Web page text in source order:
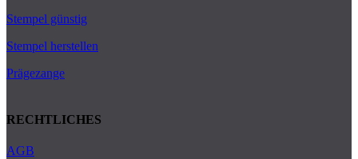
Stempel günstig
Stempel herstellen
Prägezange
RECHTLICHES
AGB